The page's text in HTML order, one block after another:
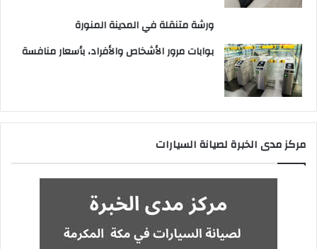
ورشة متنقلة في المدينة المنورة
بوابات مرور الأشخاص والأفراد، بأسعار منافسة
مركز مدى الخبرة لصيانة السيارات